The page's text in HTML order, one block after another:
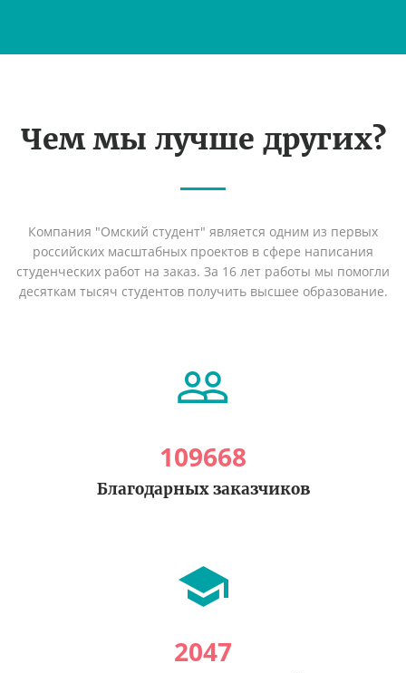
Чем мы лучше других?
Компания "Омский студент" является одним из первых
российских масштабных проектов в сфере написания
студенческих работ на заказ. За 16 лет работы мы помогли
десяткам тысяч студентов получить высшее образование.
109668
Благодарных заказчиков
2047